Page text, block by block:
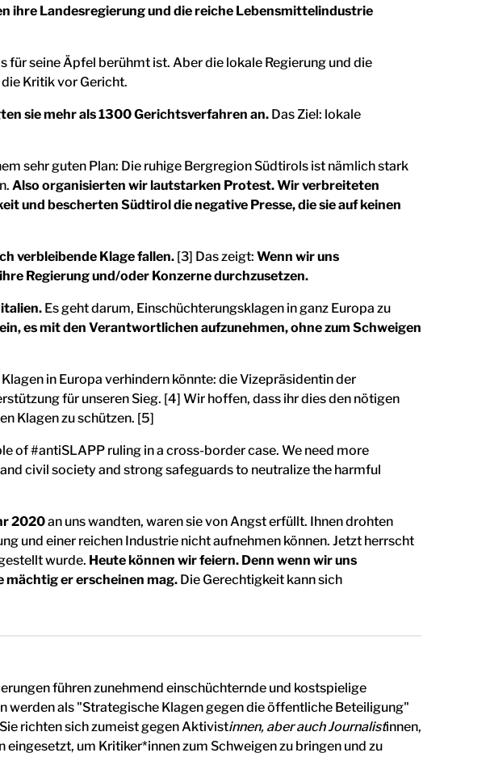
ihre Landesregierung und die reiche Lebensmittelindustrie
seine Äpfel berühmt ist. Aber die lokale Regierung und die
Kritik vor Gericht.
sie mehr als 1300 Gerichtsverfahren an. Das Ziel: lokale
sehr guten Plan: Die ruhige Bergregion Südtirols ist nämlich stark
Also organisierten wir lautstarken Protest. Wir verbreiteten
und bescherten Südtirol die negative Presse, die sie auf keinen
verbleibende Klage fallen. [3] Das zeigt: Wenn wir uns
Regierung und/oder Konzerne durchzusetzen.
Es geht darum, Einschüchterungsklagen in ganz Europa zu
es mit den Verantwortlichen aufzunehmen, ohne zum Schweigen
in Europa verhindern könnte: die Vizepräsidentin der
für unseren Sieg. [4] Wir hoffen, dass ihr dies den nötigen
Klagen zu schützen. [5]
2020an uns wandten, waren sie von Angst erfüllt. Ihnen drohten
und einer reichen Industrie nicht aufnehmen können. Jetzt herrscht
wurde. Heute können wir feiern. Denn wenn wir uns
mächtig er erscheinen mag. Die Gerechtigkeit kann sich
führen zunehmend einschüchternde und kostspielige
werden als "Strategische Klagen gegen die öffentliche Beteiligung"
richten sich zumeist gegen Aktivistinnen, aber auch Journalistinnen,
um Kritiker*innen zum Schweigen zu bringen und zu